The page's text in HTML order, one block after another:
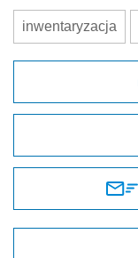
inwentaryzacja